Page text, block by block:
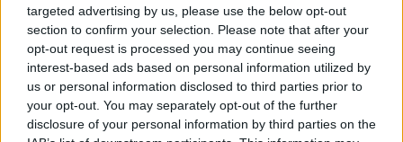
targeted advertising by us, please use the below opt-out
section to confirm your selection. Please note that after your
opt-out request is processed you may continue seeing
interest-based ads based on personal information utilized by
us or personal information disclosed to third parties prior to
your opt-out. You may separately opt-out of the further
disclosure of your personal information by third parties on the